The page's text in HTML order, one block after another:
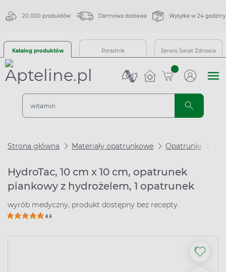
20 000 produktów Darmowa dostawa Wysyłka w 24 godziny
Katalog produktów Poradnik Serwis Świat Zdrowia
sztuk
Strona główna Materiały opatrunkowe Opatrunki
HydroTac, 10 cm x 10 cm, opatrunek
piankowy z hydrożelem, 1 opatrunek
wyrób medyczny, produkt dostępny bez recepty
4.9